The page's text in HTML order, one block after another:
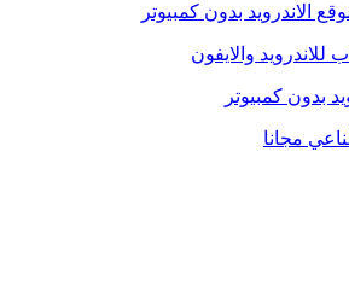
الاندرويد بدون كمبيوتر
والايفون
بدون كمبيوتر
مجانا